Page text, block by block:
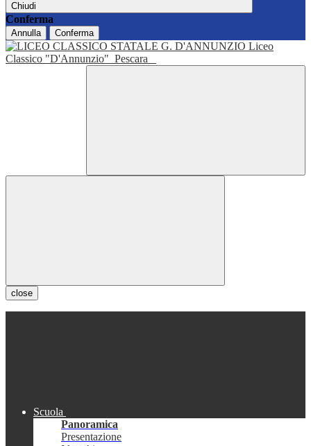
Chiudi
Conferma
Annulla Conferma
Liceo
Classico "D'Annunzio" Pescara
close
Scuola
Panoramica
Presentazione